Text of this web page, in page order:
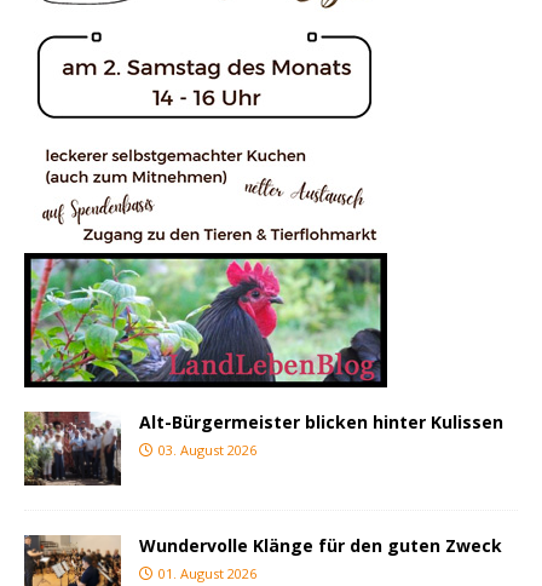
Alt-Bürgermeister blicken hinter Kulissen
03. August 2026
Wundervolle Klänge für den guten Zweck
01. August 2026